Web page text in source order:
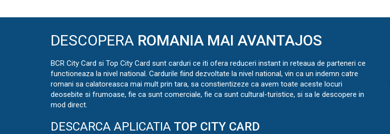
DESCOPERA ROMANIA MAI AVANTAJOS
BCR City Card si Top City Card sunt carduri ce iti ofera reduceri instant in reteaua de parteneri ce
functioneaza la nivel national. Cardurile fiind dezvoltate la nivel national, vin ca un indemn catre
romani sa calatoreasca mai mult prin tara, sa constientizeze ca avem toate aceste locuri
deosebite si frumoase, fie ca sunt comerciale, fie ca sunt cultural-turistice, si sa le descopere in
mod direct.
DESCARCA APLICATIA TOP CITY CARD